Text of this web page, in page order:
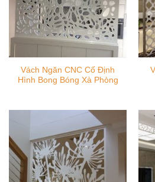
Vách Ngăn CNC Cố Định
Hình Bong Bóng Xà Phòng